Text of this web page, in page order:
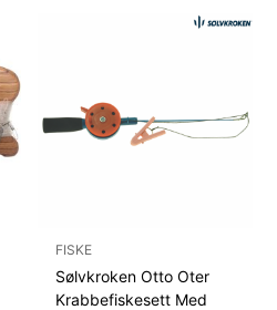
FISKE
Sølvkroken Otto Oter
Krabbefiskesett Med